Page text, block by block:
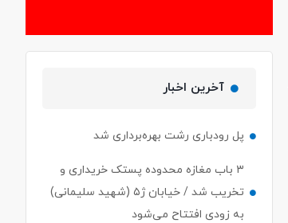
آخرین اخبار
پل رودباری رشت بهره‌برداری شد
۳ باب مغازه محدوده پستک خریداری و
تخریب شد / خیابان ژ۵ (شهید سلیمانی)
به زودی افتتاح می‌شود